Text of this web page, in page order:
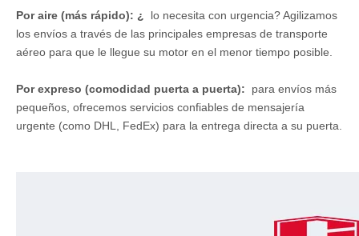
Por aire (más rápido): ¿
lo necesita con urgencia? Agilizamos
los envíos a través de las principales empresas de transporte
aéreo para que le llegue su motor en el menor tiempo posible.
Por expreso (comodidad puerta a puerta):
para envíos más
pequeños, ofrecemos servicios confiables de mensajería
urgente (como DHL, FedEx) para la entrega directa a su puerta.